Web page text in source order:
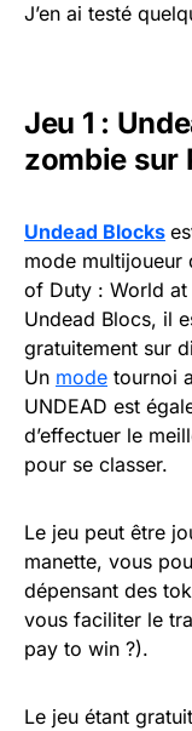
J’en ai testé
Jeu 1 :
zombie sur
Undead Blocks
mode multijoueur
of Duty : World at
Undead Blocs, il
gratuitement sur
Un mode tournoi
UNDEAD est
d’effectuer le
pour se classer.
Le jeu peut être
manette, vous
dépensant des
vous faciliter le
pay to win ?).
Le jeu étant